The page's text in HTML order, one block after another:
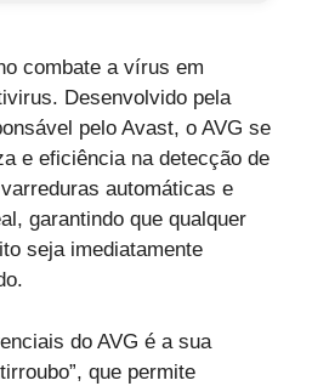
combate a vírus em
Desenvolvido pela
pelo Avast, o AVG se
e eficiência na detecção de
automáticas e
garantindo que qualquer
seja imediatamente
do AVG é a sua
que permite